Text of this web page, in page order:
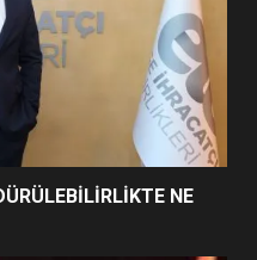
NASIL
NE